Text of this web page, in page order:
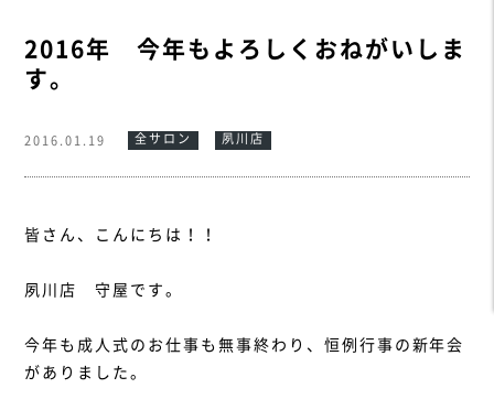
2016年 今年もよろしくおねがいしま
す。
2016.01.19 全サロン 夙川店
皆さん、こんにちは！！
夙川店 守屋です。
今年も成人式のお仕事も無事終わり、恒例行事の新年会
がありました。